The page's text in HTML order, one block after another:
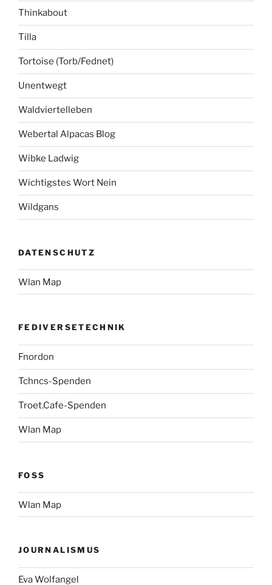
Thinkabout
Tilla
Tortoise (Torb/Fednet)
Unentwegt
Waldviertelleben
Webertal Alpacas Blog
Wibke Ladwig
Wichtigstes Wort Nein
Wildgans
DATENSCHUTZ
Wlan Map
FEDIVERSETECHNIK
Fnordon
Tchncs-Spenden
Troet.Cafe-Spenden
Wlan Map
FOSS
Wlan Map
JOURNALISMUS
Eva Wolfangel